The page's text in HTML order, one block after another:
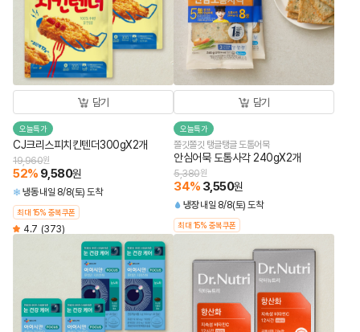
담기
오늘특가
CJ크리스피치킨텐더300gX2개
19,960원
52% 9,580원
냉동 내일 8/8(토) 도착
최대 15% 중복쿠폰
4.7 (373)
담기
오늘특가
쫄깃쫄깃 탱글탱글 도톰어묵
안심어묵 도톰사각 240gX2개
5,380원
34% 3,550원
냉장 내일 8/8(토) 도착
최대 15% 중복쿠폰